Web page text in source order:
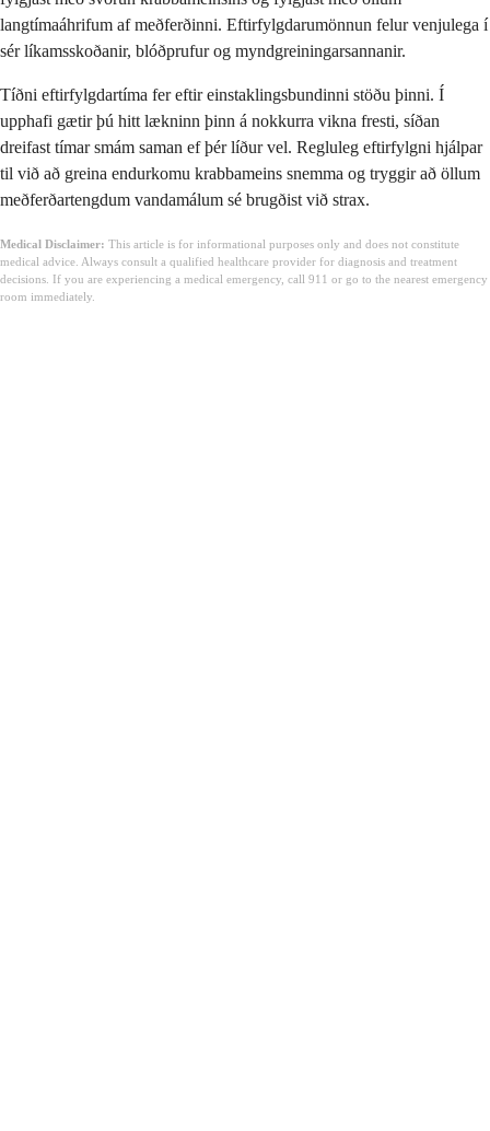
langtímaáhrifum af meðferðinni. Eftirfylgdarumönnun felur venjulega í
sér líkamsskoðanir, blóðprufur og myndgreiningarsannanir.
Tíðni eftirfylgdartíma fer eftir einstaklingsbundinni stöðu þinni. Í
upphafi gætir þú hitt lækninn þinn á nokkurra vikna fresti, síðan
dreifast tímar smám saman ef þér líður vel. Regluleg eftirfylgni hjálpar
til við að greina endurkomu krabbameins snemma og tryggir að öllum
meðferðartengdum vandamálum sé brugðist við strax.
Medical Disclaimer: This article is for informational purposes only and does not constitute
medical advice. Always consult a qualified healthcare provider for diagnosis and treatment
decisions. If you are experiencing a medical emergency, call 911 or go to the nearest emergency
room immediately.